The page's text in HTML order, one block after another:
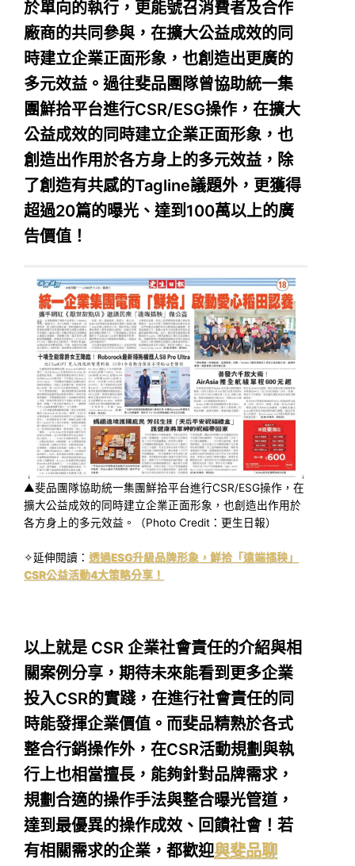
於單向的執行，更能號召消費者及合作
廠商的共同參與，在擴大公益成效的同
時建立企業正面形象，也創造出更廣的
多元效益。過往斐品團隊曾協助統一集
團鮮拾平台進行CSR/ESG操作，在擴大
公益成效的同時建立企業正面形象，也
創造出作用於各方身上的多元效益，除
了創造有共感的Tagline議題外，更獲得
超過20篇的曝光、達到100萬以上的廣
告價值！
▲斐品團隊協助統一集團鮮拾平台進行CSR/ESG操作，在
擴大公益成效的同時建立企業正面形象，也創造出作用於
各方身上的多元效益。（Photo Credit：更生日報）
✧延伸閱讀： 透過ESG升級品牌形象，鮮拾「遠端插秧」
CSR公益活動4大策略分享！
以上就是 CSR 企業社會責任的介紹與相
關案例分享，期待未來能看到更多企業
投入CSR的實踐，在進行社會責任的同
時能發揮企業價值。而斐品精熟於各式
整合行銷操作外，在CSR活動規劃與執
行上也相當擅長，能夠針對品牌需求，
規劃合適的操作手法與整合曝光管道，
達到最優異的操作成效、回饋社會！若
有相關需求的企業，都歡迎與斐品聊